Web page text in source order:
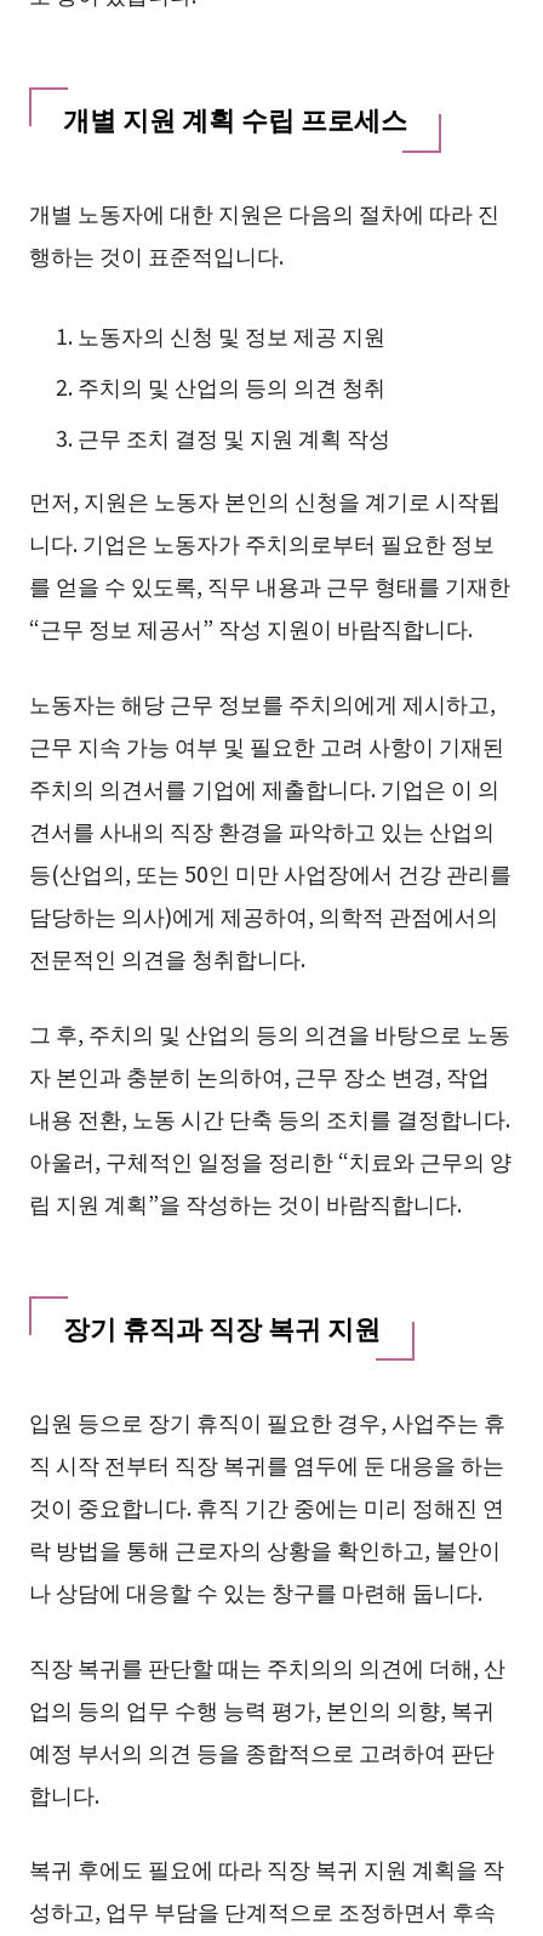
개별 지원 계획 수립 프로세스
개별 노동자에 대한 지원은 다음의 절차에 따라 진
행하는 것이 표준적입니다.
노동자의 신청 및 정보 제공 지원
주치의 및 산업의 등의 의견 청취
근무 조치 결정 및 지원 계획 작성
먼저, 지원은 노동자 본인의 신청을 계기로 시작됩
니다. 기업은 노동자가 주치의로부터 필요한 정보
를 얻을 수 있도록, 직무 내용과 근무 형태를 기재한
“근무 정보 제공서” 작성 지원이 바람직합니다.
노동자는 해당 근무 정보를 주치의에게 제시하고,
근무 지속 가능 여부 및 필요한 고려 사항이 기재된
주치의 의견서를 기업에 제출합니다. 기업은 이 의
견서를 사내의 직장 환경을 파악하고 있는 산업의
등(산업의, 또는 50인 미만 사업장에서 건강 관리를
담당하는 의사)에게 제공하여, 의학적 관점에서의
전문적인 의견을 청취합니다.
그 후, 주치의 및 산업의 등의 의견을 바탕으로 노동
자 본인과 충분히 논의하여, 근무 장소 변경, 작업
내용 전환, 노동 시간 단축 등의 조치를 결정합니다.
아울러, 구체적인 일정을 정리한 “치료와 근무의 양
립 지원 계획”을 작성하는 것이 바람직합니다.
장기 휴직과 직장 복귀 지원
입원 등으로 장기 휴직이 필요한 경우, 사업주는 휴
직 시작 전부터 직장 복귀를 염두에 둔 대응을 하는
것이 중요합니다. 휴직 기간 중에는 미리 정해진 연
락 방법을 통해 근로자의 상황을 확인하고, 불안이
나 상담에 대응할 수 있는 창구를 마련해 둡니다.
직장 복귀를 판단할 때는 주치의의 의견에 더해, 산
업의 등의 업무 수행 능력 평가, 본인의 의향, 복귀
예정 부서의 의견 등을 종합적으로 고려하여 판단
합니다.
복귀 후에도 필요에 따라 직장 복귀 지원 계획을 작
성하고, 업무 부담을 단계적으로 조정하면서 후속